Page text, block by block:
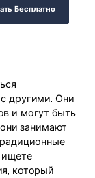
Бесплатно
другими. Они
и могут быть
занимают
который